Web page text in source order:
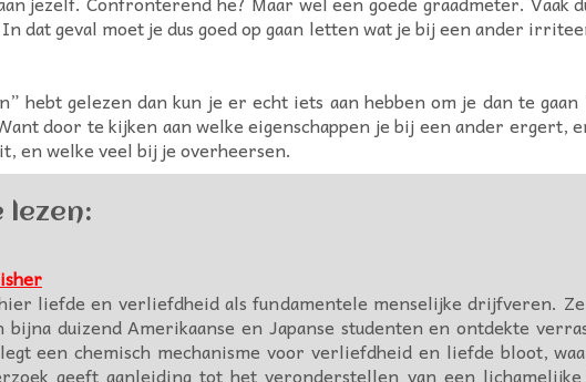
dat geval moet je dus goed op gaan letten wat je bij een ander
hebt gelezen dan kun je er echt iets aan hebben om je dan te
door te kijken aan welke eigenschappen je bij een ander ergert,
en welke veel bij je overheersen.
lezen:
liefde en verliefdheid als fundamentele menselijke drijfveren.
duizend Amerikaanse en Japanse studenten en ontdekte
een chemisch mechanisme voor verliefdheid en liefde bloot,
geeft aanleiding tot het veronderstellen van een